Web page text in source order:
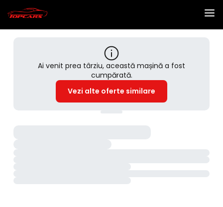
Ai venit prea târziu, această mașină a fost
cumpărată.
Vezi alte oferte similare